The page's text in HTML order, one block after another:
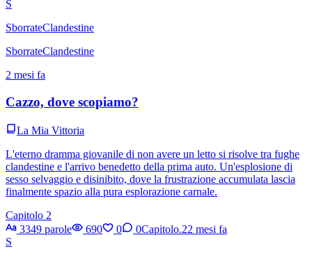
S
SborrateClandestine
SborrateClandestine
2 mesi fa
Cazzo, dove scopiamo?
La Mia Vittoria
L'eterno dramma giovanile di non avere un letto si risolve tra fughe
clandestine e l'arrivo benedetto della prima auto. Un'esplosione di
sesso selvaggio e disinibito, dove la frustrazione accumulata lascia
finalmente spazio alla pura esplorazione carnale.
Capitolo 2
3349 parole
690 0 0Capitolo.22 mesi fa
S